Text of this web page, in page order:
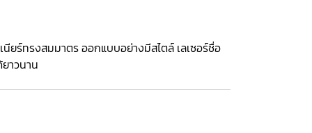
ยร์ทรงสมมาตร ออกแบบอย่างมีสไตล์ เลเซอร์ชื่อ
าวนาน